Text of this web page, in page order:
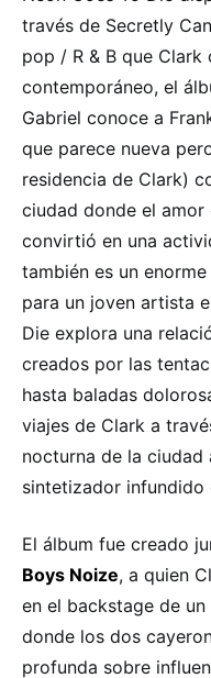
través de Secretly
pop / R & B que
contemporáneo, el
Gabriel conoce a
que parece nueva
residencia de Clark)
ciudad donde el
convirtió en una
también es un
para un joven artista
Die explora una
creados por las
hasta baladas
viajes de Clark a
nocturna de la
sintetizador infundido
El álbum fue creado
Boys Noize, a quien
en el backstage de
donde los dos
profunda sobre